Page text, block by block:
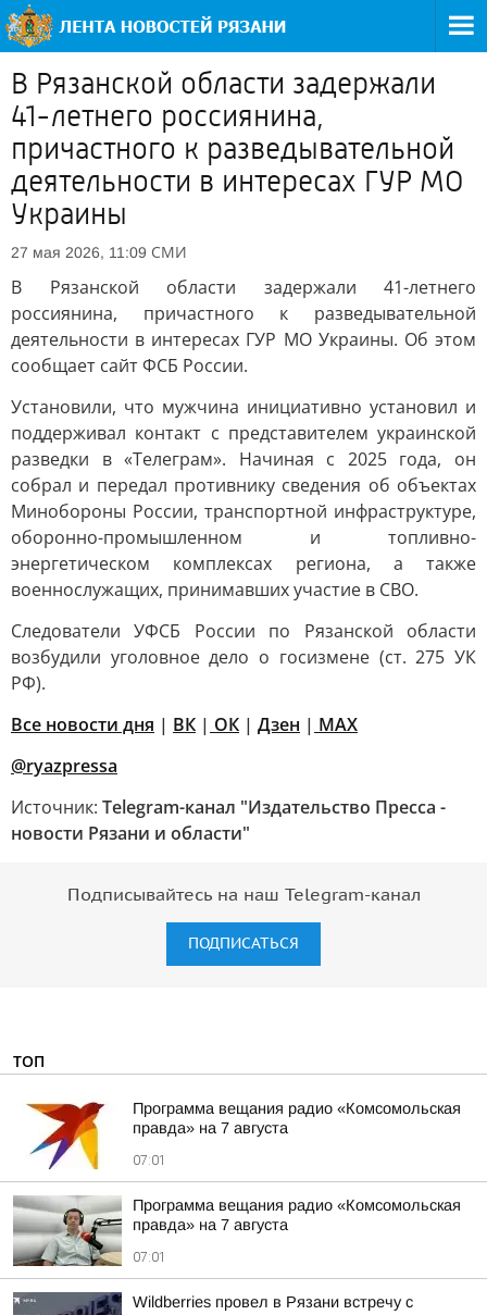
В Рязанской области задержали
41-летнего россиянина,
причастного к разведывательной
деятельности в интересах ГУР МО
Украины
27 мая 2026, 11:09 СМИ
В Рязанской области задержали 41-летнего
россиянина, причастного к разведывательной
деятельности в интересах ГУР МО Украины. Об этом
сообщает сайт ФСБ России.
Установили, что мужчина инициативно установил и
поддерживал контакт с представителем украинской
разведки в «Телеграм». Начиная с 2025 года, он
собрал и передал противнику сведения об объектах
Минобороны России, транспортной инфраструктуре,
оборонно-промышленном и топливно-
энергетическом комплексах региона, а также
военнослужащих, принимавших участие в СВО.
Следователи УФСБ России по Рязанской области
возбудили уголовное дело о госизмене (ст. 275 УК
РФ).
Все новости дня | ВК | ОК | Дзен | MAX
@ryazpressa
Источник: Telegram-канал "Издательство Пресса -
новости Рязани и области"
Подписывайтесь на наш Telegram-канал
ПОДПИСАТЬСЯ
ТОП
Программа вещания радио «Комсомольская
правда» на 7 августа
07:01
Программа вещания радио «Комсомольская
правда» на 7 августа
07:01
Wildberries провел в Рязани встречу с